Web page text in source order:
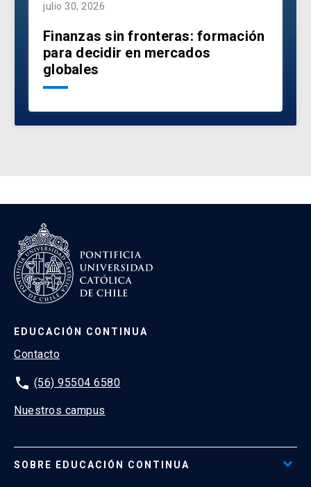
julio 30, 2026
Finanzas sin fronteras: formación
para decidir en mercados
globales
EDUCACIÓN CONTINUA
Contacto
phone (56) 95504 6580
Nuestros campus
SOBRE EDUCACIÓN CONTINUA